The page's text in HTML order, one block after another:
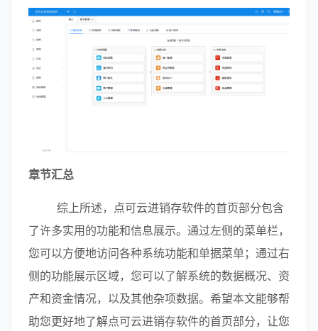
章节汇总
了许多实用的功能和信息展示。通过左侧的菜单栏，
您可以方便地访问各种系统功能和单据菜单；通过右
侧的功能展示区域，您可以了解系统的数据概况、资
产和资金情况，以及其他杂项数据。希望本文能够帮
助您更好地了解点可云进销存软件的首页部分，让您